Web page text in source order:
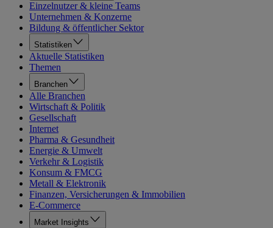
Einzelnutzer & kleine Teams
Unternehmen & Konzerne
Bildung & öffentlicher Sektor
Statistiken
Aktuelle Statistiken
Themen
Branchen
Alle Branchen
Wirtschaft & Politik
Gesellschaft
Internet
Pharma & Gesundheit
Energie & Umwelt
Verkehr & Logistik
Konsum & FMCG
Metall & Elektronik
Finanzen, Versicherungen & Immobilien
E-Commerce
Market Insights